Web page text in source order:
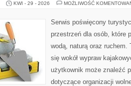
KWI - 29 - 2026 MOŻLIWOŚĆ
Serwis poświęcony
przestrzeń dla osób, które
wodą, naturą oraz ruchem.
się wokół wypraw
użytkownik może znaleźć
dotyczące organizacji